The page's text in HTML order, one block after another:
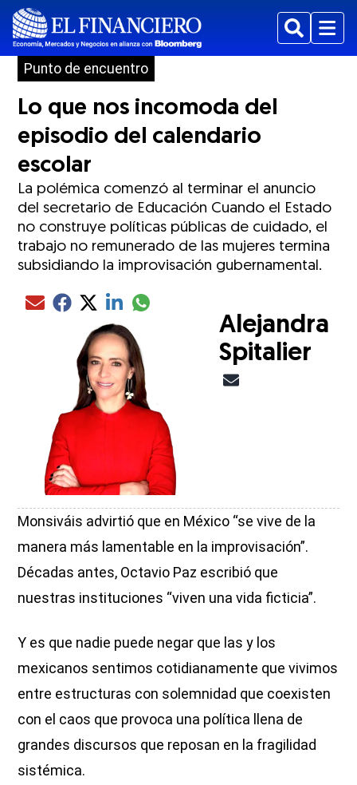
BuscarMenu
Punto de encuentro
Lo que nos incomoda del
episodio del calendario
escolar
La polémica comenzó al terminar el anuncio
del secretario de Educación Cuando el Estado
no construye políticas públicas de cuidado, el
trabajo no remunerado de las mujeres termina
subsidiando la improvisación gubernamental.
Compartir el artículo actual mediante Email
Compartir el artículo actual mediante Facebook
Compartir el artículo actual mediante Twitter
Compartir el artículo actual mediante LinkedIn
Compartir el artículo actual mediante
Alejandra
Spitalier
Monsiváis advirtió que en México “se vive de la
manera más lamentable en la improvisación”.
Décadas antes, Octavio Paz escribió que
nuestras instituciones “viven una vida ficticia”.
Y es que nadie puede negar que las y los
mexicanos sentimos cotidianamente que vivimos
entre estructuras con solemnidad que coexisten
con el caos que provoca una política llena de
grandes discursos que reposan en la fragilidad
sistémica.